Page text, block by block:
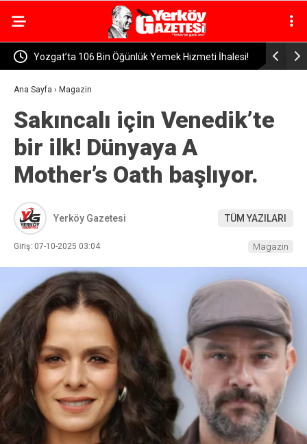
Yozgat’ta 106 Bin Öğünlük Yemek Hizmeti İhalesi!
Başvurular İçin Tarih Belli Oldu
Yeni
Ana Sayfa › Magazin
Sakıncalı için Venedik’te
bir ilk! Dünyaya A
Mother’s Oath başlıyor.
Yerköy Gazetesi TÜM YAZILARI
Giriş: 07-10-2025 03:04 Magazin